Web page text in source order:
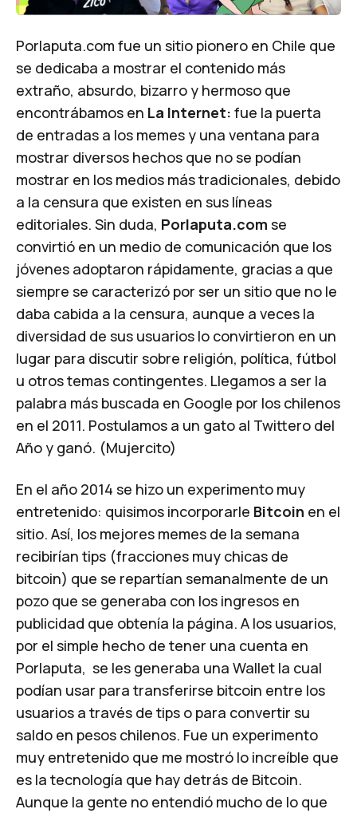
Porlaputa.com fue un sitio pionero en Chile que
se dedicaba a mostrar el contenido más
extraño, absurdo, bizarro y hermoso que
encontrábamos en La Internet: fue la puerta
de entradas a los memes y una ventana para
mostrar diversos hechos que no se podían
mostrar en los medios más tradicionales, debido
a la censura que existen en sus líneas
editoriales. Sin duda, Porlaputa.com se
convirtió en un medio de comunicación que los
jóvenes adoptaron rápidamente, gracias a que
siempre se caracterizó por ser un sitio que no le
daba cabida a la censura, aunque a veces la
diversidad de sus usuarios lo convirtieron en un
lugar para discutir sobre religión, política, fútbol
u otros temas contingentes. Llegamos a ser la
palabra más buscada en Google por los chilenos
en el 2011. Postulamos a un gato al Twittero del
Año y ganó. (Mujercito)
En el año 2014 se hizo un experimento muy
entretenido: quisimos incorporarle Bitcoin en el
sitio. Así, los mejores memes de la semana
recibirían tips (fracciones muy chicas de
bitcoin) que se repartían semanalmente de un
pozo que se generaba con los ingresos en
publicidad que obtenía la página. A los usuarios,
por el simple hecho de tener una cuenta en
Porlaputa, se les generaba una Wallet la cual
podían usar para transferirse bitcoin entre los
usuarios a través de tips o para convertir su
saldo en pesos chilenos. Fue un experimento
muy entretenido que me mostró lo increíble que
es la tecnología que hay detrás de Bitcoin.
Aunque la gente no entendió mucho de lo que